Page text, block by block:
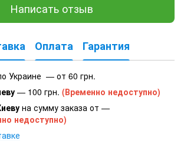
Написать отзыв
Оплата Гарантия
Украине — от 60 грн.
— 100 грн. (Временно недоступно)
на сумму заказа от —
недоступно)